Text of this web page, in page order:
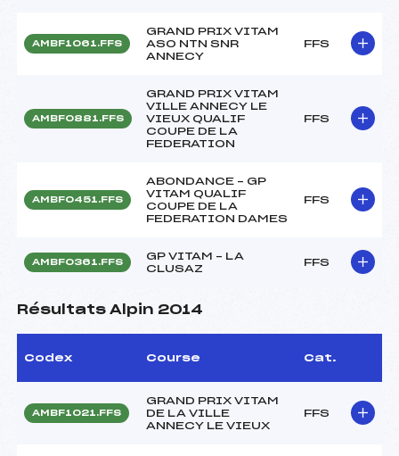
AMBF1061.FFS
GRAND PRIX VITAM
ASO NTN SNR
ANNECY
FFS
AMBF0881.FFS
GRAND PRIX VITAM
VILLE ANNECY LE
VIEUX QUALIF
COUPE DE LA
FEDERATION
FFS
AMBF0451.FFS
ABONDANCE – GP
VITAM QUALIF
COUPE DE LA
FEDERATION DAMES
FFS
AMBF0361.FFS
GP VITAM – LA
CLUSAZ
FFS
Résultats Alpin 2014
Codex Course Cat.
AMBF1021.FFS
GRAND PRIX VITAM
DE LA VILLE
ANNECY LE VIEUX
FFS